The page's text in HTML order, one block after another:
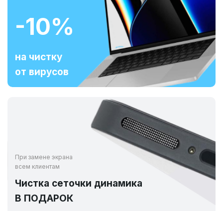
-10%
на чистку
от вирусов
При замене экрана
всем клиентам
Чистка сеточки динамика
В ПОДАРОК